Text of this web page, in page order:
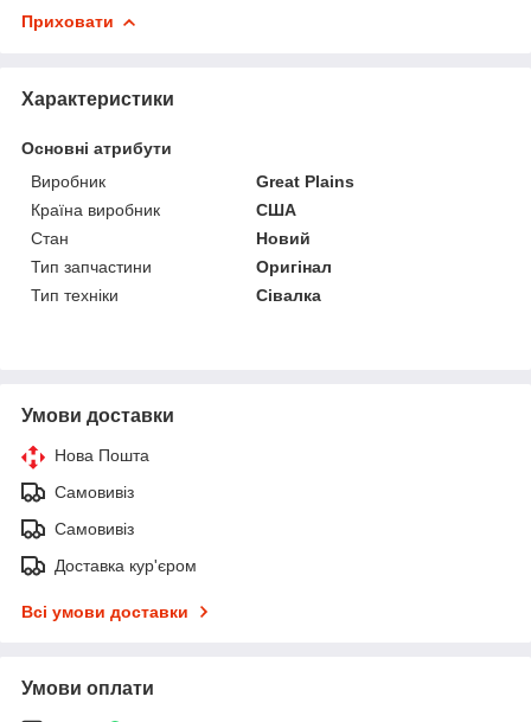
Приховати
Характеристики
Основні атрибути
Виробник
Great Plains
Країна виробник
США
Стан
Новий
Тип запчастини
Оригінал
Тип техніки
Сівалка
Умови доставки
Нова Пошта
Самовивіз
Самовивіз
Доставка кур'єром
Всі умови доставки
Умови оплати